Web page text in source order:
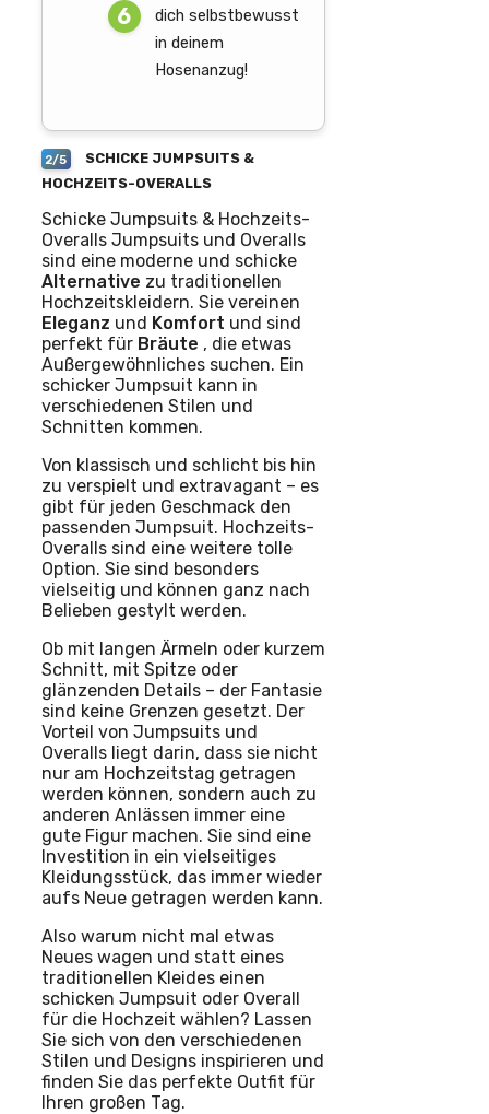
dich selbstbewusst
in deinem
Hosenanzug!
2/5
SCHICKE JUMPSUITS &
HOCHZEITS-OVERALLS
Schicke Jumpsuits & Hochzeits-
Overalls Jumpsuits und Overalls
sind eine moderne und schicke
Alternative zu traditionellen
Hochzeitskleidern. Sie vereinen
Eleganz und Komfort und sind
perfekt für Bräute , die etwas
Außergewöhnliches suchen. Ein
schicker Jumpsuit kann in
verschiedenen Stilen und
Schnitten kommen.
Von klassisch und schlicht bis hin
zu verspielt und extravagant – es
gibt für jeden Geschmack den
passenden Jumpsuit. Hochzeits-
Overalls sind eine weitere tolle
Option. Sie sind besonders
vielseitig und können ganz nach
Belieben gestylt werden.
Ob mit langen Ärmeln oder kurzem
Schnitt, mit Spitze oder
glänzenden Details – der Fantasie
sind keine Grenzen gesetzt. Der
Vorteil von Jumpsuits und
Overalls liegt darin, dass sie nicht
nur am Hochzeitstag getragen
werden können, sondern auch zu
anderen Anlässen immer eine
gute Figur machen. Sie sind eine
Investition in ein vielseitiges
Kleidungsstück, das immer wieder
aufs Neue getragen werden kann.
Also warum nicht mal etwas
Neues wagen und statt eines
traditionellen Kleides einen
schicken Jumpsuit oder Overall
für die Hochzeit wählen? Lassen
Sie sich von den verschiedenen
Stilen und Designs inspirieren und
finden Sie das perfekte Outfit für
Ihren großen Tag.